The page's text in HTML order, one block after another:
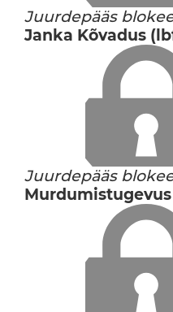
Juurdepääs
Janka Kõvadus
Juurdepääs
Murdumistugevus